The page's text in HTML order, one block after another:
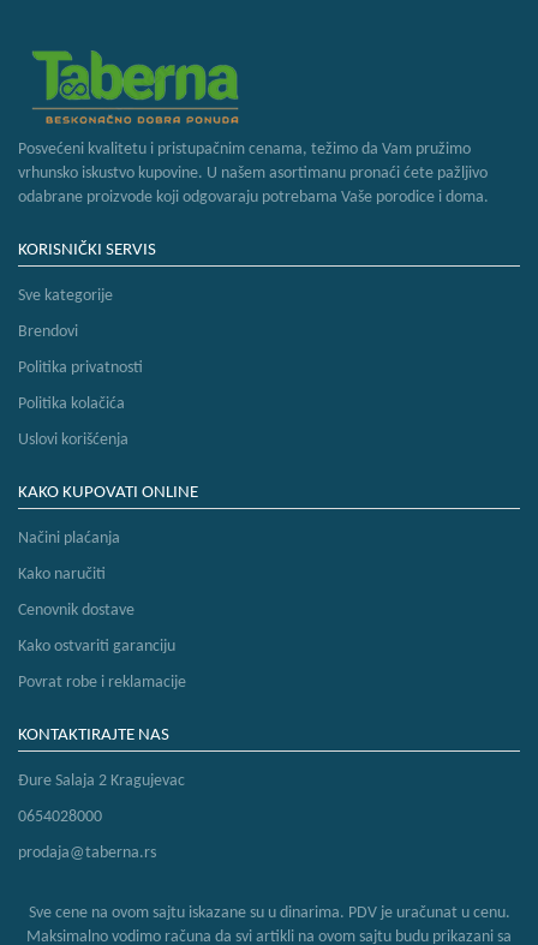
Posvećeni kvalitetu i pristupačnim cenama, težimo da Vam pružimo
vrhunsko iskustvo kupovine. U našem asortimanu pronaći ćete pažljivo
odabrane proizvode koji odgovaraju potrebama Vaše porodice i doma.
KORISNIČKI SERVIS
Sve kategorije
Brendovi
Politika privatnosti
Politika kolačića
Uslovi korišćenja
KAKO KUPOVATI ONLINE
Načini plaćanja
Kako naručiti
Cenovnik dostave
Kako ostvariti garanciju
Povrat robe i reklamacije
KONTAKTIRAJTE NAS
Đure Salaja 2 Kragujevac
0654028000
prodaja@taberna.rs
Sve cene na ovom sajtu iskazane su u dinarima. PDV je uračunat u cenu.
Maksimalno vodimo računa da svi artikli na ovom sajtu budu prikazani sa